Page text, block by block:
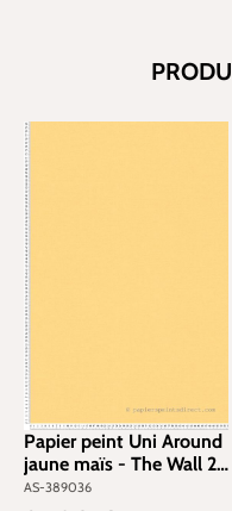
Papier peint Uni Around
jaune maïs - The Wall 2
d'A.S. Création | Réf. AS-
AS-389036